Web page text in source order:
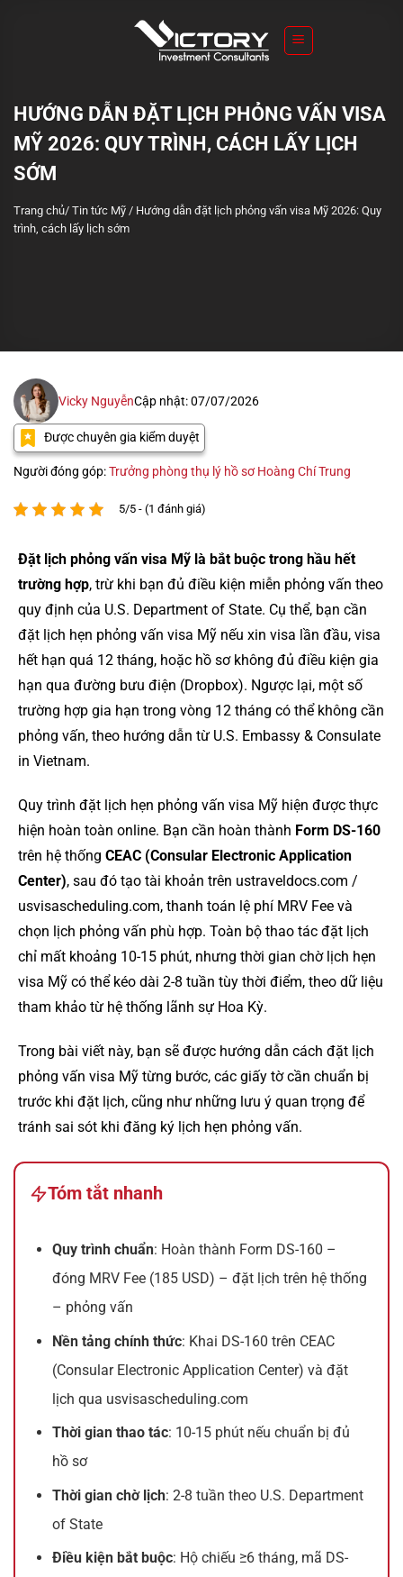
HƯỚNG DẪN ĐẶT LỊCH PHỎNG VẤN VISA
MỸ 2026: QUY TRÌNH, CÁCH LẤY LỊCH
SỚM
Trang chủ/ Tin tức Mỹ / Hướng dẫn đặt lịch phỏng vấn visa Mỹ 2026: Quy
trình, cách lấy lịch sớm
Vicky NguyễnCập nhật: 07/07/2026
Được chuyên gia kiểm duyệt
Người đóng góp:Trưởng phòng thụ lý hồ sơ Hoàng Chí Trung
5/5 - (1 đánh giá)
Đặt lịch phỏng vấn visa Mỹ là bắt buộc trong hầu hết
trường hợp, trừ khi bạn đủ điều kiện miễn phỏng vấn theo
quy định của U.S. Department of State. Cụ thể, bạn cần
đặt lịch hẹn phỏng vấn visa Mỹ nếu xin visa lần đầu, visa
hết hạn quá 12 tháng, hoặc hồ sơ không đủ điều kiện gia
hạn qua đường bưu điện (Dropbox). Ngược lại, một số
trường hợp gia hạn trong vòng 12 tháng có thể không cần
phỏng vấn, theo hướng dẫn từ U.S. Embassy & Consulate
in Vietnam.
Quy trình đặt lịch hẹn phỏng vấn visa Mỹ hiện được thực
hiện hoàn toàn online. Bạn cần hoàn thành Form DS-160
trên hệ thống CEAC (Consular Electronic Application
Center), sau đó tạo tài khoản trên ustraveldocs.com /
usvisascheduling.com, thanh toán lệ phí MRV Fee và
chọn lịch phỏng vấn phù hợp. Toàn bộ thao tác đặt lịch
chỉ mất khoảng 10-15 phút, nhưng thời gian chờ lịch hẹn
visa Mỹ có thể kéo dài 2-8 tuần tùy thời điểm, theo dữ liệu
tham khảo từ hệ thống lãnh sự Hoa Kỳ.
Trong bài viết này, bạn sẽ được hướng dẫn cách đặt lịch
phỏng vấn visa Mỹ từng bước, các giấy tờ cần chuẩn bị
trước khi đặt lịch, cũng như những lưu ý quan trọng để
tránh sai sót khi đăng ký lịch hẹn phỏng vấn.
Tóm tắt nhanh
Quy trình chuẩn: Hoàn thành Form DS-160 –
đóng MRV Fee (185 USD) – đặt lịch trên hệ thống
– phỏng vấn
Nền tảng chính thức: Khai DS-160 trên CEAC
(Consular Electronic Application Center) và đặt
lịch qua usvisascheduling.com
Thời gian thao tác: 10-15 phút nếu chuẩn bị đủ
hồ sơ
Thời gian chờ lịch: 2-8 tuần theo U.S. Department
of State
Điều kiện bắt buộc: Hộ chiếu ≥6 tháng, mã DS-